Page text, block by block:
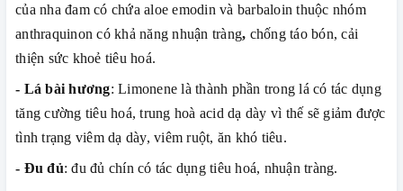
của nha đam có chứa aloe emodin và barbaloin thuộc nhóm
anthraquinon có khả năng nhuận tràng, chống táo bón, cải
thiện sức khoẻ tiêu hoá.
- Lá bài hương: Limonene là thành phần trong lá có tác dụng
tăng cường tiêu hoá, trung hoà acid dạ dày vì thế sẽ giảm được
tình trạng viêm dạ dày, viêm ruột, ăn khó tiêu.
- Đu đủ: đu đủ chín có tác dụng tiêu hoá, nhuận tràng.